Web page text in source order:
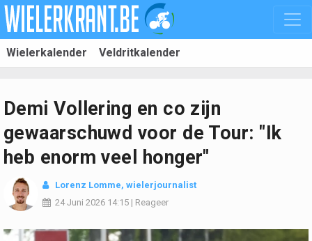
Wielerkalender Veldritkalender
Demi Vollering en co zijn
gewaarschuwd voor de Tour: "Ik
heb enorm veel honger"
Lorenz Lomme, wielerjournalist
24 Juni 2026 14:15 | Reageer